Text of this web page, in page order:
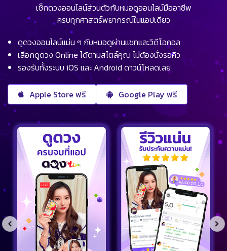
เช็กดวงออนไลน์ส่วนตัวกับหมอดูออนไลน์มืออาชีพ
ครบทุกศาสตร์พยากรณ์ในแอปเดียว
ดูดวงออนไลน์แม่น ๆ กับหมอดูผ่านแชทและวิดีโอคอล
เลือกดูดวง Online ได้ตามสไตล์คุณ ไม่ต้องนั่งรอคิว
รองรับทั้งระบบ iOS และ Android ดาวน์โหลดเลย
Apple Store ฟรี Google Play ฟรี